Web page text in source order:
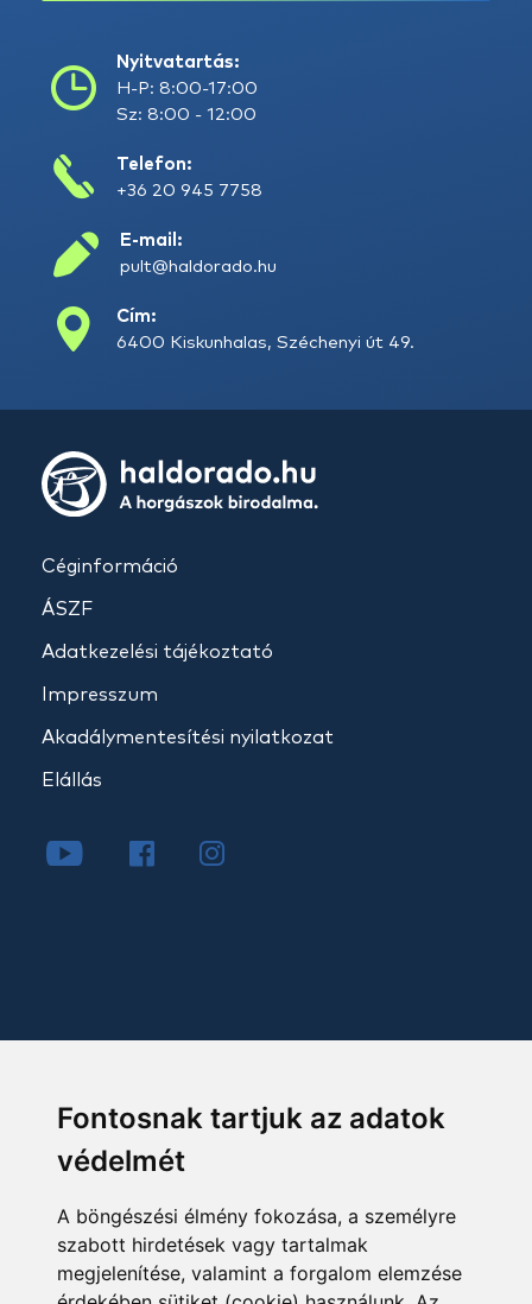
Fontosnak tartjuk az adatok
védelmét
A böngészési élmény fokozása, a személyre
szabott hirdetések vagy tartalmak
megjelenítése, valamint a forgalom elemzése
Nyitvatartás:
H-P: 8:00-17:00
Sz: 8:00 - 12:00
Telefon:
+36 20 945 7758
E-mail:
pult@haldorado.hu
Cím:
6400 Kiskunhalas, Széchenyi út 49.
Céginformáció
ÁSZF
Adatkezelési tájékoztató
Impresszum
Akadálymentesítési nyilatkozat
Elállás